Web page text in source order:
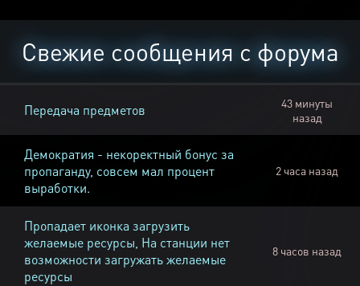
Свежие сообщения с форума
Передача предметов
43 минуты
назад
Демократия - некоректный бонус за
пропаганду, совсем мал процент
выработки.
2 часа назад
Пропадает иконка загрузить
желаемые ресурсы, На станции нет
возможности загружать желаемые
ресурсы
8 часов назад